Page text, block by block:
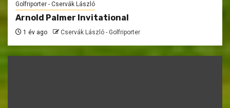
Golfriporter - Cservák László
Arnold Palmer Invitational
1 év ago Cservák László - Golfriporter